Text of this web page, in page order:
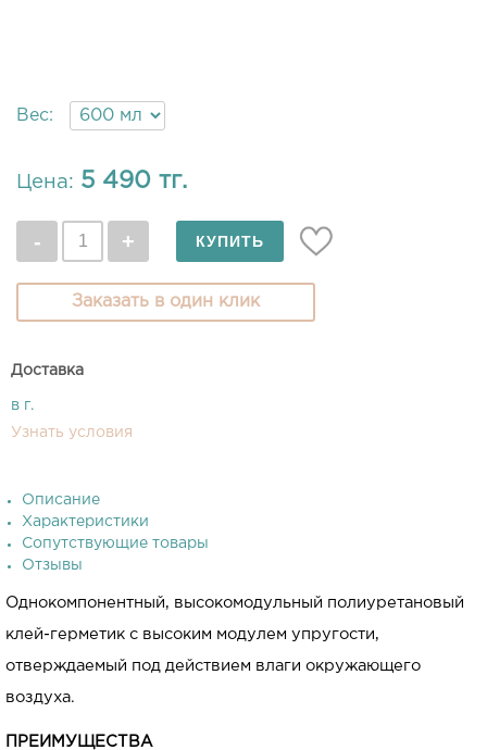
Вес:
Цена: 5 490 тг.
Заказать в один клик
Доставка
в г.
Узнать условия
Описание
Характеристики
Сопутствующие товары
Отзывы
Однокомпонентный, высокомодульный полиуретановый
клей-герметик с высоким модулем упругости,
отверждаемый под действием влаги окружающего
воздуха.
ПРЕИМУЩЕСТВА